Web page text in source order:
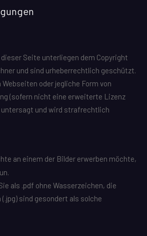
Seite unterliegen dem Copyright
und sind urheberrechtlich geschützt.
oder jegliche Form von
(sofern nicht eine erweiterte Lizenz
und wird strafrechtlich
an einem der Bilder erwerben möchte,
als .pdf ohne Wasserzeichen, die
sind gesondert als solche